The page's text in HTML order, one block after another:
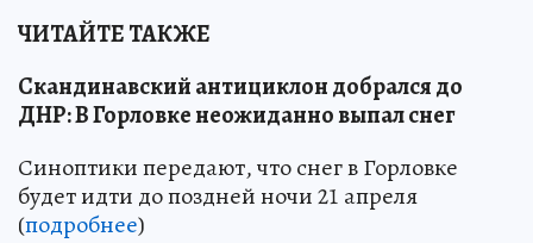
ЧИТАЙТЕ ТАКЖЕ
Скандинавский антициклон добрался до
ДНР: В Горловке неожиданно выпал снег
Синоптики передают, что снег в Горловке
будет идти до поздней ночи 21 апреля
(подробнее)